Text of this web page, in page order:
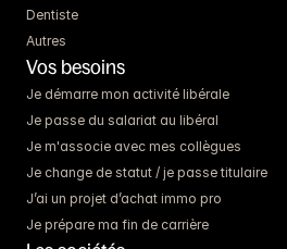
Dentiste
Autres
Vos besoins
Je démarre mon activité libérale
Je passe du salariat au libéral
Je m'associe avec mes collègues
Je change de statut / je passe titulaire
J’ai un projet d’achat immo pro
Je prépare ma fin de carrière